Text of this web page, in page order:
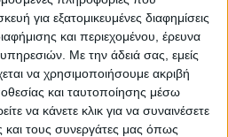
για εξατομικευμένες διαφημίσεις
και περιεχομένου, έρευνα
Με την άδειά σας, εμείς
να χρησιμοποιήσουμε ακριβή
και ταυτοποίησης μέσω
να κάνετε κλικ για να συναινέσετε
και τους συνεργάτες μας όπως
ΑΓΩΝ
neosagon.gr